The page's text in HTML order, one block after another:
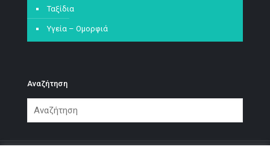
Ταξίδια
Υγεία – Ομορφιά
Αναζήτηση